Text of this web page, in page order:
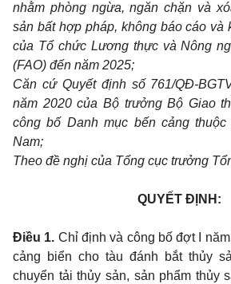
nhằm phòng ngừa, ngăn chặn và
sản bất hợp pháp, không báo cáo và
của Tổ chức Lương thực và Nông
(FAO) đến năm 2025;
Căn cứ Quyết định số 761/QĐ-
năm 2020 của Bộ trưởng Bộ Giao
công bố Danh mục bến cảng
Nam;
Theo đề nghị của Tổng cục trưởng
QUYẾT ĐỊNH:
Điều 1. Chỉ định và công bố đợt I
cảng biển cho tàu đánh bắt thủy
chuyển tải thủy sản, sản phẩm thủy